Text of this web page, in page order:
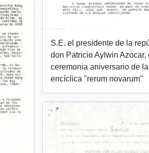
S.E. el presidente de la
don Patricio Aylwin Azocar,
ceremonia aniversario de la
encíclica "rerum novarum"